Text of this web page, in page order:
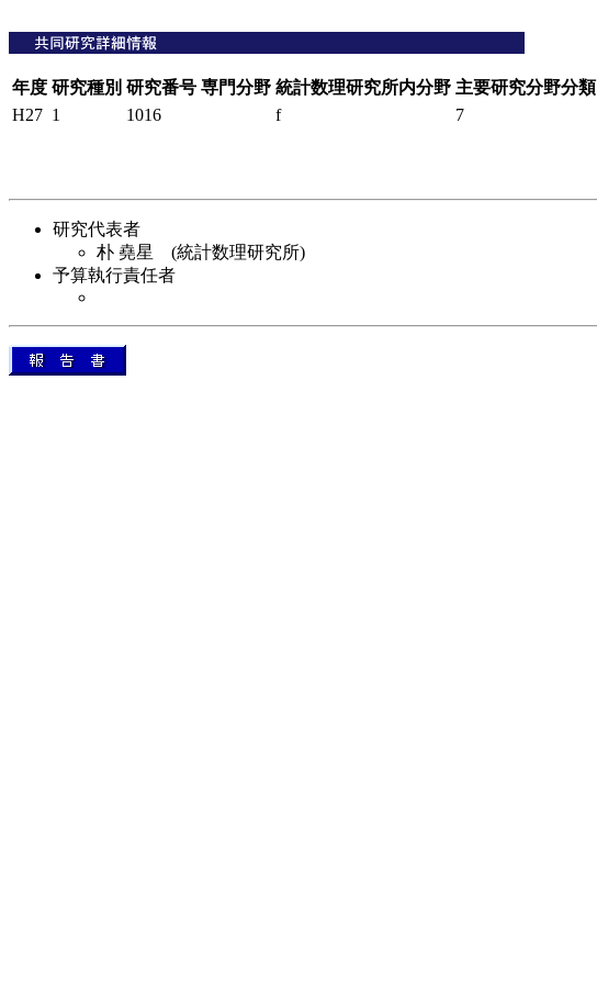
年度 研究種別 研究番号 専門分野 統計数理研究所内分野 主要研究分野分類
H27 1 1016 f 7
研究代表者
朴 堯星 (統計数理研究所)
予算執行責任者